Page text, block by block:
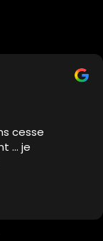
cesse
… je